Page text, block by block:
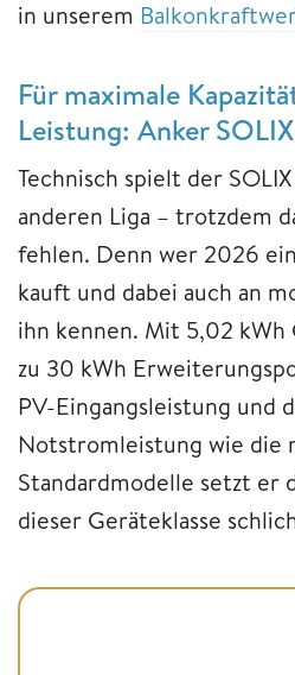
in unserem
Für maximale
Leistung: Anker
Technisch spielt der
anderen Liga – trotzdem
fehlen. Denn wer 2026
kauft und dabei auch an
ihn kennen. Mit 5,02 kWh
zu 30 kWh
PV-Eingangsleistung und
Notstromleistung wie die
Standardmodelle setzt er
dieser Geräteklasse